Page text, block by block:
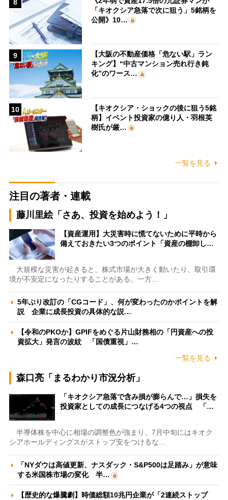
8
「キオクシア急落で次に狙う」5銘柄を
公開》10…
9
【大阪の不動産価格「危ない駅」ラン
キング】“中古マンション売れ行き鈍
化”のワース…
10
【キオクシア・ショックの後に狙う5銘
柄】イベント投資家の億り人・羽根英
樹氏が厳…
一覧を見る
注目の著者・連載
藤川里絵「さあ、投資を始めよう！」
【資産運用】大災害時に慌てないために平時から
備えておきたい3つのポイント「資産の棚卸し…
大規模な災害が起きると、株式市場が大きく動いたり、取引環
境が不安定になったりすることがある。一方…
5年ぶり改訂の「CGコード」、何が変わったのかポイントを解
説 企業に成長投資の具体的な説…
【令和のPKOか】GPIFをめぐる片山財務相の「円資産への投
資拡大」発言の波紋 「国債重視」…
一覧を見る
森口亮「まるわかり市況分析」
「キオクシア急落で含み損が膨らんで…」損失を
投資家としての成長につなげる4つの視点 「…
半導体株を中心に相場の調整色が強まり、7月中旬にはキオク
シアホールディングスがストップ安をつけるな…
「NYダウは高値更新、ナスダック・S&P500は足踏み」が意味
する米国株市場の変化 半…
【歴史的な爆騰劇】時価総額10兆円企業が「2連続ストップ